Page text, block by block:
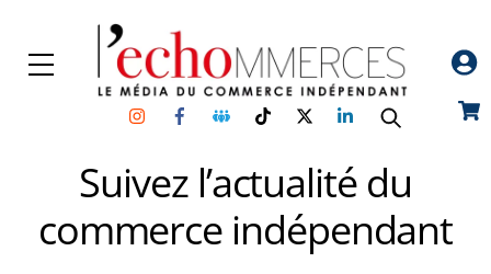
content
Menu
InstagramFacebookGroupe
Facebook
TikTokTwitterLinkedin
Suivez l’actualité du
commerce indépendant